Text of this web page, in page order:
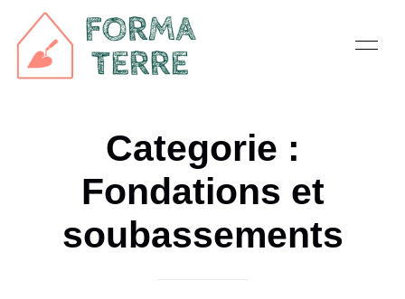
Categorie :
Fondations et
soubassements